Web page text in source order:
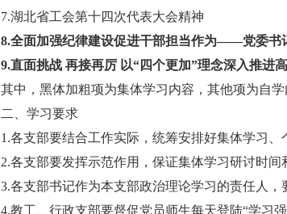
7.湖北省工会第十四次代表大会精神
8.全面加强纪律建设促进干部担当作为——党委书
9.直面挑战 再接再厉 以“四个更加”理念深入推
其中，黑体加粗项为集体学习内容，其他项为自学
二、学习要求
1.各支部要结合工作实际，统筹安排好集体学习、
2.各支部要发挥示范作用，保证集体学习研讨时间
3.各支部书记作为本支部政治理论学习的责任人，
4.教工、行政支部要督促党员师生每天登陆“学习